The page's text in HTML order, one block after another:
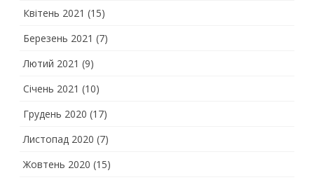
Квітень 2021 (15)
Березень 2021 (7)
Лютий 2021 (9)
Січень 2021 (10)
Грудень 2020 (17)
Листопад 2020 (7)
Жовтень 2020 (15)